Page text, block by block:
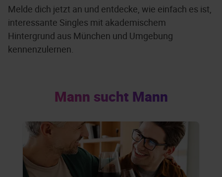
Melde dich jetzt an und entdecke, wie einfach es ist,
interessante Singles mit akademischem
Hintergrund aus München und Umgebung
kennenzulernen.
Mann sucht Mann